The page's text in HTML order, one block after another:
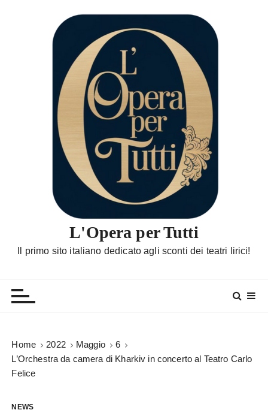
L'Opera per Tutti
Il primo sito italiano dedicato agli sconti dei teatri lirici!
Home 2022 Maggio
6
L’Orchestra da camera di Kharkiv in concerto al Teatro Carlo
Felice
NEWS